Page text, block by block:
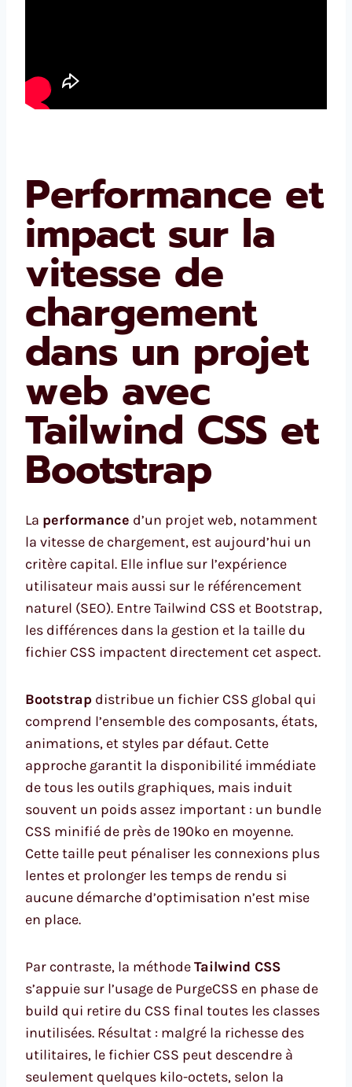
Performance et
impact sur la
vitesse de
chargement
dans un projet
web avec
Tailwind CSS et
Bootstrap
La performance d’un projet web, notamment
la vitesse de chargement, est aujourd’hui un
critère capital. Elle influe sur l’expérience
utilisateur mais aussi sur le référencement
naturel (SEO). Entre Tailwind CSS et Bootstrap,
les différences dans la gestion et la taille du
fichier CSS impactent directement cet aspect.
Bootstrap distribue un fichier CSS global qui
comprend l’ensemble des composants, états,
animations, et styles par défaut. Cette
approche garantit la disponibilité immédiate
de tous les outils graphiques, mais induit
souvent un poids assez important : un bundle
CSS minifié de près de 190ko en moyenne.
Cette taille peut pénaliser les connexions plus
lentes et prolonger les temps de rendu si
aucune démarche d’optimisation n’est mise
en place.
Par contraste, la méthodeTailwind CSS
s’appuie sur l’usage de PurgeCSS en phase de
build qui retire du CSS final toutes les classes
inutilisées. Résultat : malgré la richesse des
utilitaires, le fichier CSS peut descendre à
seulement quelques kilo-octets, selon la